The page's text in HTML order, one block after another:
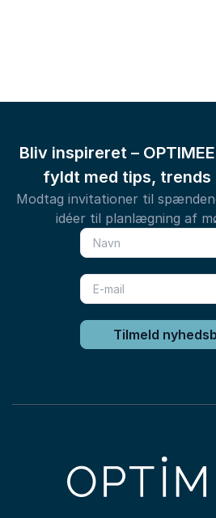
Bliv inspireret –
fyldt med tips, trends
Modtag invitationer til
idéer til planlægning af
Tilmeld